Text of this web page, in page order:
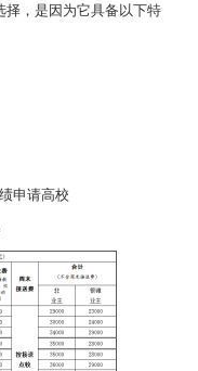
择，是因为它具备以下特
申请高校